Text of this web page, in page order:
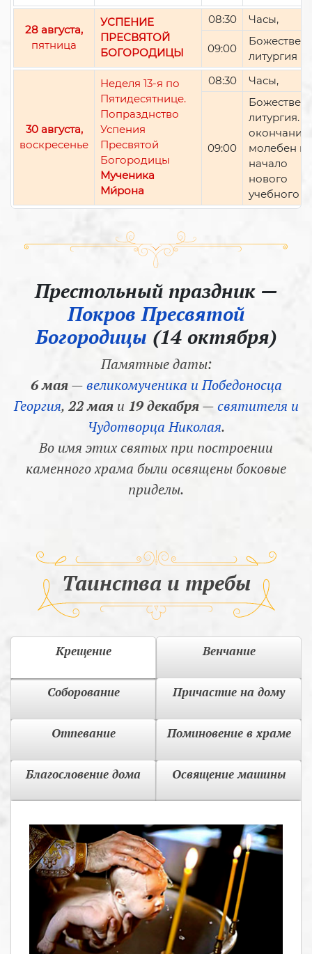
28 августа,
пятница
УСПЕНИЕ
ПРЕСВЯТОЙ
БОГОРОДИЦЫ
08:30 Часы,
09:00
литургия
30 августа,
воскресенье
Неделя 13-я по
Пятидесятнице.
Попразднство
Успения
Пресвятой
Богородицы
Мученика
Ми́рона
08:30 Часы,
09:00
литургия.
окончании
молебен
начало
нового
учебного
Престольный праздник —
Покров Пресвятой
Богородицы (14 октября)
Памятные даты:
6 мая—великомученика и Победоносца
Георгия, 22 маяи 19 декабря—святителя и
Чудотворца Николая.
Во имя этих святых при построении
каменного храма были освящены боковые
приделы.
Таинства и требы
Крещение Венчание
Соборование Причастие на дому
Отпевание Поминовение в храме
Благословение дома Освящение машины